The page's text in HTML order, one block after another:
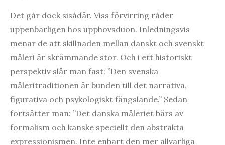
Det går dock sisådär. Viss förvirring råder
uppenbarligen hos upphovsduon. Inledningsvis
menar de att skillnaden mellan danskt och svenskt
måleri är skrämmande stor. Och i ett historiskt
perspektiv slår man fast: ”Den svenska
måleritraditionen är bunden till det narrativa,
figurativa och psykologiskt fängslande.” Sedan
fortsätter man: ”Det danska måleriet bärs av
formalism och kanske speciellt den abstrakta
expressionismen. Inte enbart den mer allvarliga